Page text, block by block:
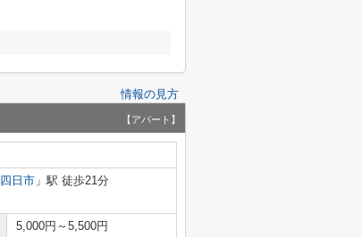
情報の見方
【アパート】
四日市 」駅 徒歩21分
5,000円～5,500円